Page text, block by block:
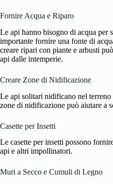
Fornire Acqua e Riparo
Le api hanno bisogno di acqua per
importante fornire una fonte di
creare ripari con piante e arbusti
api dalle intemperie.
Creare Zone di Nidificazione
Le api solitari nidificano nel
zone di nidificazione può aiutare a
Casette per Insetti
Le casette per insetti possono
api e altri impollinatori.
Muri a Secco e Cumuli di Legno